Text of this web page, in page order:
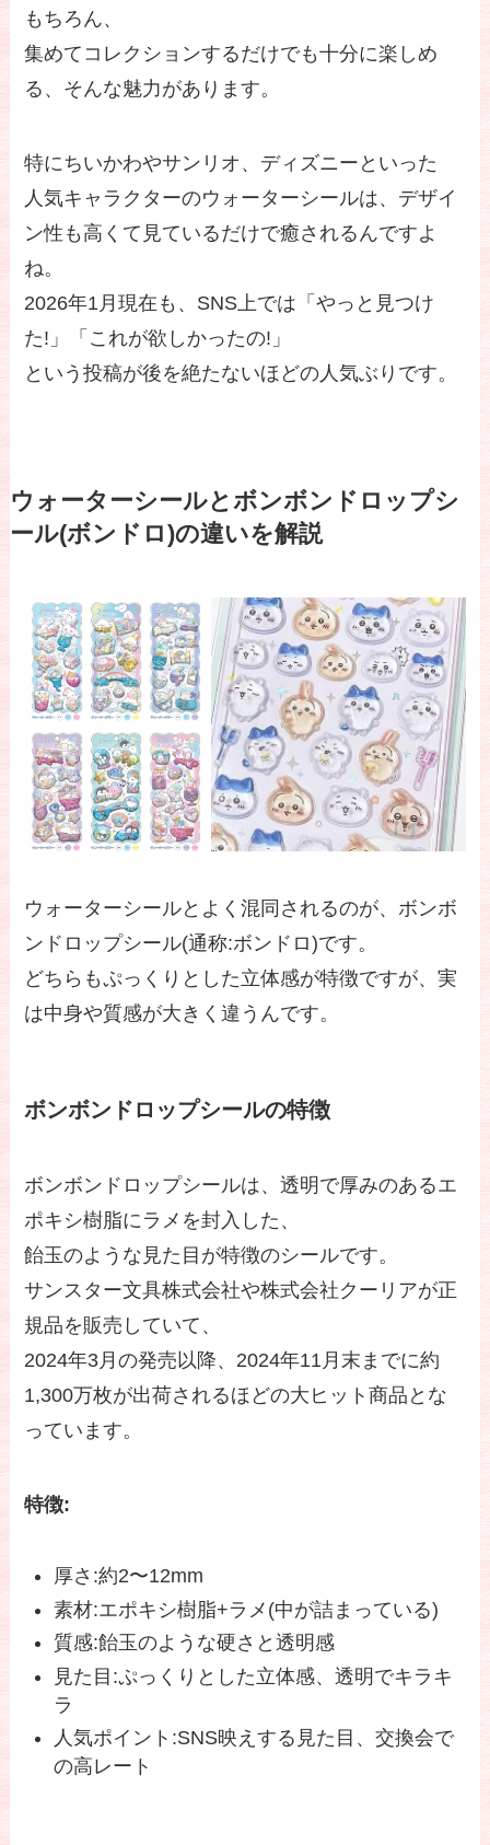
もちろん、
集めてコレクションするだけでも十分に楽しめ
る、そんな魅力があります。
特にちいかわやサンリオ、ディズニーといった
人気キャラクターのウォーターシールは、デザイ
ン性も高くて見ているだけで癒されるんですよ
ね。
2026年1月現在も、SNS上では「やっと見つけ
た!」「これが欲しかったの!」
という投稿が後を絶たないほどの人気ぶりです。
ウォーターシールとボンボンドロップシ
ール(ボンドロ)の違いを解説
ウォーターシールとよく混同されるのが、ボンボ
ンドロップシール(通称:ボンドロ)です。
どちらもぷっくりとした立体感が特徴ですが、実
は中身や質感が大きく違うんです。
ボンボンドロップシールの特徴
ボンボンドロップシールは、透明で厚みのあるエ
ポキシ樹脂にラメを封入した、
飴玉のような見た目が特徴のシールです。
サンスター文具株式会社や株式会社クーリアが正
規品を販売していて、
2024年3月の発売以降、2024年11月末までに約
1,300万枚が出荷されるほどの大ヒット商品とな
っています。
特徴:
厚さ:約2〜12mm
素材:エポキシ樹脂+ラメ(中が詰まっている)
質感:飴玉のような硬さと透明感
見た目:ぷっくりとした立体感、透明でキラキ
ラ
人気ポイント:SNS映えする見た目、交換会で
の高レート